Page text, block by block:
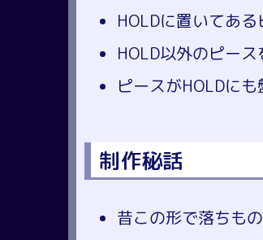
HOLDに置いてあ
HOLD以外のピー
ピースがHOLDに
制作秘話
昔この形で落ちも